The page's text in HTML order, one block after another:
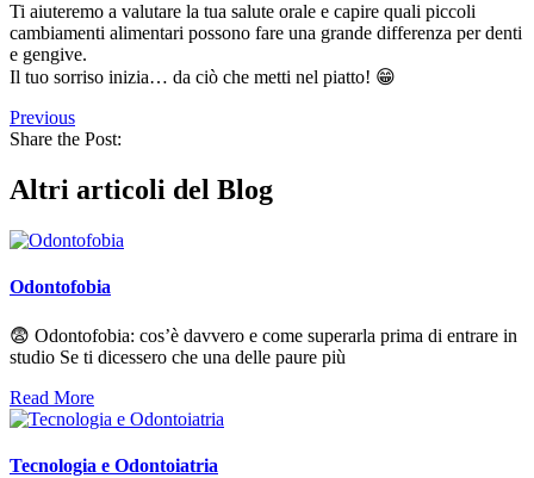
Ti aiuteremo a valutare la tua salute orale e capire quali piccoli
cambiamenti alimentari possono fare una grande differenza per denti
e gengive.
Il tuo sorriso inizia… da ciò che metti nel piatto! 😁
Previous
Share the Post:
Altri articoli del Blog
Odontofobia
😨 Odontofobia: cos’è davvero e come superarla prima di entrare in
studio Se ti dicessero che una delle paure più
Read More
Tecnologia e Odontoiatria